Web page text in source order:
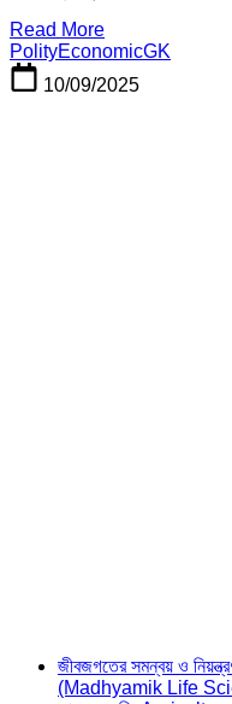
Read More
PolityEconomicGK
10/09/2025
জীবজগতের সমন্বয় ও
(Madhyamik Life